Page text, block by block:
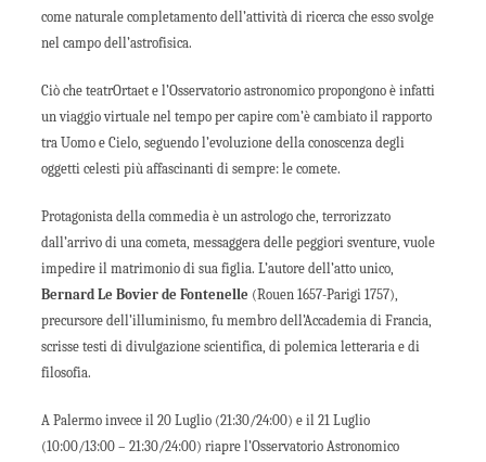
come naturale completamento dell’attività di ricerca che esso svolge
nel campo dell’astrofisica.
Ciò che teatrOrtaet e l’Osservatorio astronomico propongono è infatti
un viaggio virtuale nel tempo per capire com’è cambiato il rapporto
tra Uomo e Cielo, seguendo l’evoluzione della conoscenza degli
oggetti celesti più affascinanti di sempre: le comete.
Protagonista della commedia è un astrologo che, terrorizzato
dall’arrivo di una cometa, messaggera delle peggiori sventure, vuole
impedire il matrimonio di sua figlia. L’autore dell’atto unico,
Bernard Le Bovier de Fontenelle (Rouen 1657-Parigi 1757),
precursore dell’illuminismo, fu membro dell’Accademia di Francia,
scrisse testi di divulgazione scientifica, di polemica letteraria e di
filosofia.
A Palermo invece il 20 Luglio (21:30/24:00) e il 21 Luglio
(10:00/13:00 – 21:30/24:00) riapre l’Osservatorio Astronomico